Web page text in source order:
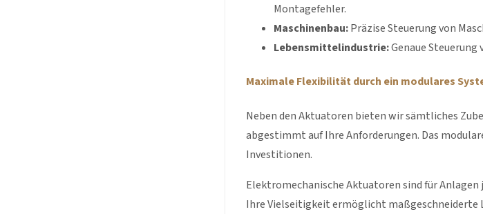
Montagefehler.
Maschinenbau:Präzise Steuerung von
Lebensmittelindustrie:Genaue
Maximale Flexibilität durch ein modulares
Neben den Aktuatoren bieten wir sämtliches
abgestimmt auf Ihre Anforderungen. Das
Investitionen.
Elektromechanische Aktuatoren sind für
Ihre Vielseitigkeit ermöglicht maßgeschneiderte